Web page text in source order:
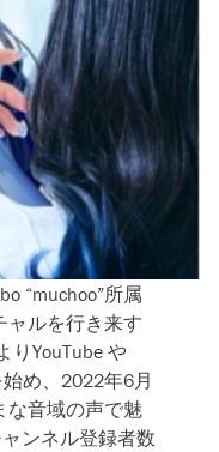
“muchoo”所属
ャルを行き来す
りYouTube や
め、2022年6月
な音域の声で魅
ンネル登録者数